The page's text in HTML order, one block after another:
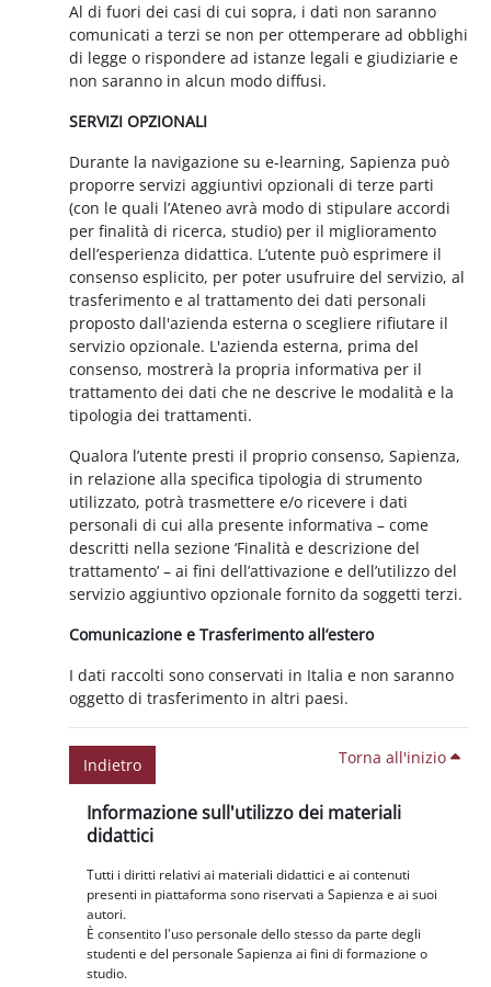
Al di fuori dei casi di cui sopra, i dati non saranno
comunicati a terzi se non per ottemperare ad obblighi
di legge o rispondere ad istanze legali e giudiziarie e
non saranno in alcun modo diffusi.
SERVIZI OPZIONALI
Durante la navigazione su e-learning, Sapienza può
proporre servizi aggiuntivi opzionali di terze parti
(con le quali l’Ateneo avrà modo di stipulare accordi
per finalità di ricerca, studio) per il miglioramento
dell’esperienza didattica. L’utente può esprimere il
consenso esplicito, per poter usufruire del servizio, al
trasferimento e al trattamento dei dati personali
proposto dall'azienda esterna o scegliere rifiutare il
servizio opzionale. L'azienda esterna, prima del
consenso, mostrerà la propria informativa per il
trattamento dei dati che ne descrive le modalità e la
tipologia dei trattamenti.
Qualora l’utente presti il proprio consenso, Sapienza,
in relazione alla specifica tipologia di strumento
utilizzato, potrà trasmettere e/o ricevere i dati
personali di cui alla presente informativa – come
descritti nella sezione ‘Finalità e descrizione del
trattamento’ – ai fini dell’attivazione e dell’utilizzo del
servizio aggiuntivo opzionale fornito da soggetti terzi.
Comunicazione e Trasferimento all’estero
I dati raccolti sono conservati in Italia e non saranno
oggetto di trasferimento in altri paesi.
Indietro Torna all'inizio
Blocchi
Informazione sull'utilizzo dei materiali
didattici
Tutti i diritti relativi ai materiali didattici e ai contenuti
presenti in piattaforma sono riservati a Sapienza e ai suoi
autori.
È consentito l'uso personale dello stesso da parte degli
studenti e del personale Sapienza ai fini di formazione o
studio.